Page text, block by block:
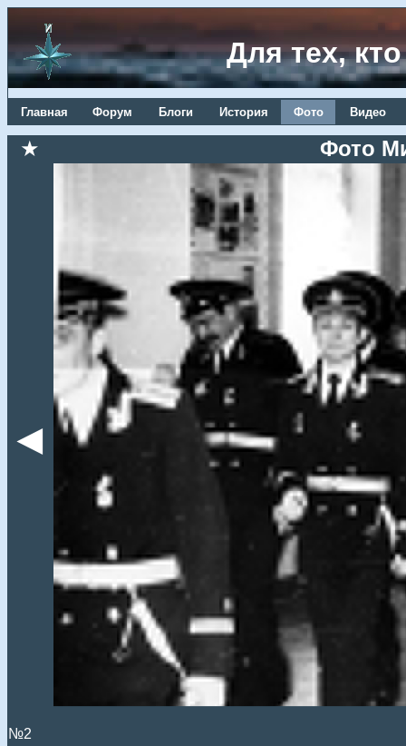
Для тех,
Главная Форум Блоги История Фото Видео
★ Фото
◄
№2